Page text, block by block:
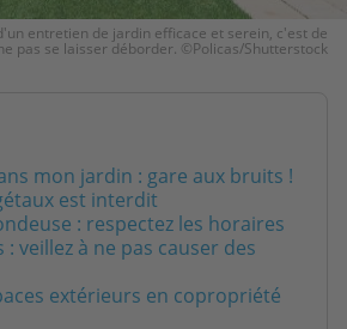
entretien de jardin efficace et serein, c'est de
pas se laisser déborder. ©Policas/Shutterstock
mon jardin : gare aux bruits !
est interdit
: respectez les horaires
: veillez à ne pas causer des
extérieurs en copropriété